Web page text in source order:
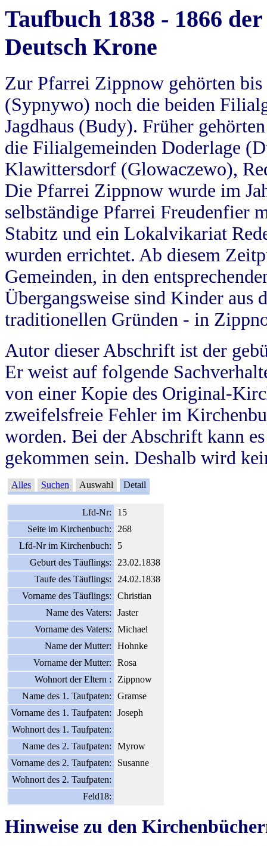
Taufbuch 1838 - 1866
Deutsch Krone
Zur Pfarrei Zippnow gehörten
(Sypnywo) noch die beiden
Jagdhaus (Budy). Früher
die Filialgemeinden Doderlage
Klawittersdorf (Glowaczewo),
Die Pfarrei Zippnow wurde im
selbständige Pfarrei Freudenfier
Stabitz und ein Lokalvikariat
wurden errichtet. Ab diesem
Gemeinden, in den
Übergangsweise sind Kinder aus
traditionellen Gründen - in
Autor dieser Abschrift ist der
Er weist auf folgende
von einer Kopie des Original-
zweifelsfreie Fehler im
worden. Bei der Abschrift kann
gekommen sein. Deshalb wird
Alles Suchen Auswahl Detail
Lfd-Nr:
15
Seite im Kirchenbuch:
268
Lfd-Nr im Kirchenbuch:
5
Geburt des Täuflings:
23.02.1838
Taufe des Täuflings:
24.02.1838
Vorname des Täuflings:
Christian
Name des Vaters:
Jaster
Vorname des Vaters:
Michael
Name der Mutter:
Hohnke
Vorname der Mutter:
Rosa
Wohnort der Eltern :
Zippnow
Name des 1. Taufpaten:
Gramse
Vorname des 1. Taufpaten:
Joseph
Wohnort des 1. Taufpaten:
Name des 2. Taufpaten:
Myrow
Vorname des 2. Taufpaten:
Susanne
Wohnort des 2. Taufpaten:
Feld18:
Hinweise zu den